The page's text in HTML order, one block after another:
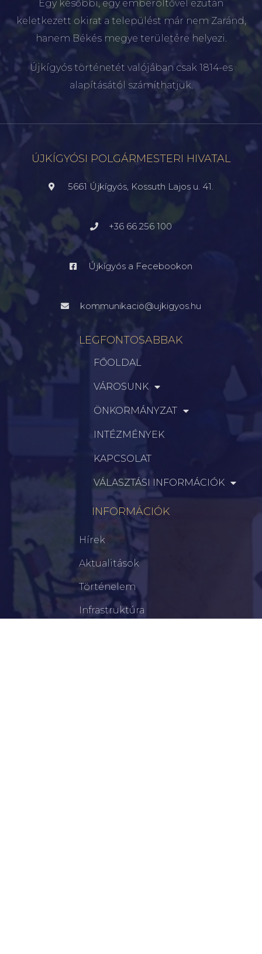
Egy későbbi, egy emberöltővel ezután
keletkezett okirat a települést már nem Zaránd,
hanem Békés megye területére helyezi.
Újkígyós történetét valójában csak 1814-es
alapításától számíthatjuk.
ÚJKÍGYÓSI POLGÁRMESTERI HIVATAL
5661 Újkígyós, Kossuth Lajos u. 41.
+36 66 256 100
Újkígyós a Fecebookon
kommunikacio@ujkigyos.hu
LEGFONTOSABBAK
FŐOLDAL
VÁROSUNK
ÖNKORMÁNYZAT
INTÉZMÉNYEK
KAPCSOLAT
VÁLASZTÁSI INFORMÁCIÓK
INFORMÁCIÓK
Hírek
Aktualitások
Történelem
Infrastruktúra